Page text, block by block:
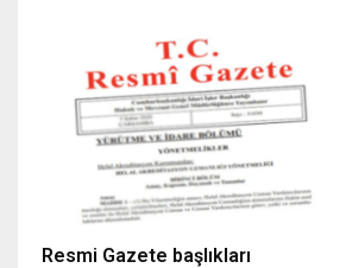
Resmi Gazete başlıkları